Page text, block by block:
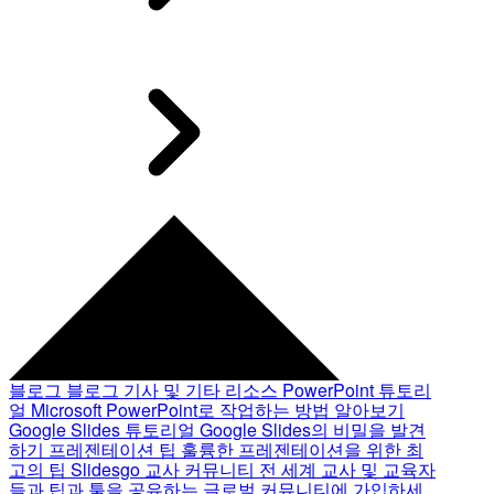
블로그 블로그 기사 및 기타 리소스 PowerPoint 튜토리
얼 Microsoft PowerPoint로 작업하는 방법 알아보기
Google Slides 튜토리얼 Google Slides의 비밀을 발견
하기 프레젠테이션 팁 훌륭한 프레젠테이션을 위한 최
고의 팁 Slidesgo 교사 커뮤니티 전 세계 교사 및 교육자